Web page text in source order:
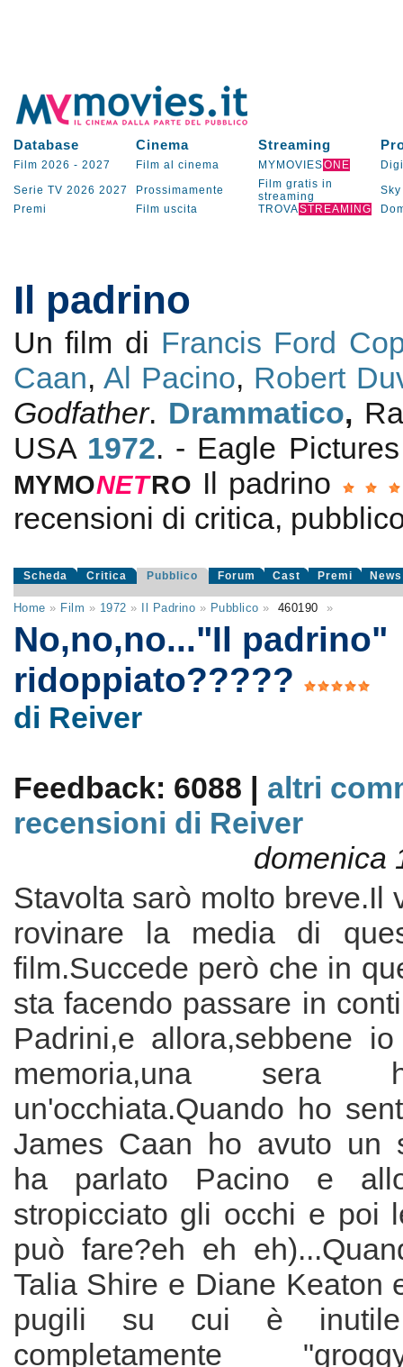
Database Cinema Streaming
Film 2026 - 2027 Film al cinema MYMOVIESONE
Serie TV 2026 2027 Prossimamente
Film gratis in
streaming
Sky
Premi
Film uscita TROVASTREAMING
Il padrino
Un film di Francis Ford
Caan, Al Pacino, Robert
Godfather. Drammatico,
USA 1972. - Eagle
MYMONETRO Il padrino
recensioni di critica,
Scheda Critica Pubblico Forum Cast Premi News
Home » Film » 1972 » Il Padrino » Pubblico » 460190 »
No,no,no..."Il padrino"
ridoppiato?????
di Reiver
Feedback: 6088 | altri
recensioni di Reiver
domenica
Stavolta sarò molto breve.Il
rovinare la media di
film.Succede però che in
sta facendo passare in
Padrini,e allora,sebbene
memoria,una sera
un'occhiata.Quando ho
James Caan ho avuto un
ha parlato Pacino e
stropicciato gli occhi e poi
può fare?eh eh
Talia Shire e Diane Keaton
pugili su cui è inutile
completamente